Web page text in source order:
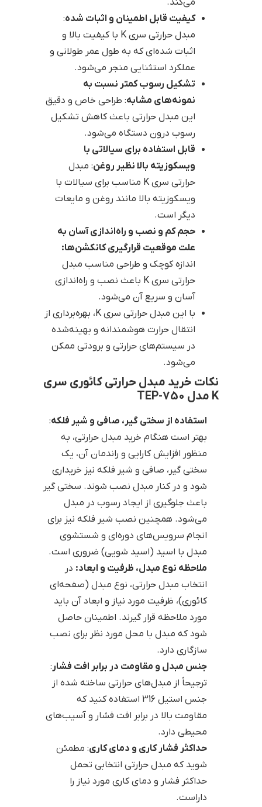
کیفیت قابل اطمینان و اثبات شده:
مبدل حرارتی سری K با کیفیت بالا و
اثبات شده‌ای که به طول عمر طولانی و
عملکرد استثنایی منجر می‌شود.
تشکیل رسوب کمتر نسبت به
نمونه‌های مشابه: طراحی خاص و دقیق
این مبدل حرارتی باعث کاهش تشکیل
رسوب درون دستگاه می‌شود.
قابل استفاده برای سیالاتی با
ویسکوزیته بالا نظیر روغن: مبدل
حرارتی سری K مناسب برای سیالات با
ویسکوزیته بالا مانند روغن و مایعات
دیگر است.
حجم کم و نصب و راه‌اندازی آسان به
علت موقعیت قرارگیری کانکشن‌ها:
اندازه کوچک و طراحی مناسب مبدل
حرارتی سری K باعث نصب و راه‌اندازی
آسان و سریع آن می‌شود.
با این مبدل حرارتی سری K، بهره‌برداری از
انتقال حرارت هوشمندانه و بهینه‌شده
در سیستم‌های حرارتی و برودتی ممکن
می‌شود.
نکات خرید مبدل حرارتی کائوری سری
K مدل 750-TEP
استفاده از سختی گیر، صافی و شیر فلکه:
بهتر است هنگام خرید مبدل حرارتی، به
منظور افزایش کارایی و راندمان آن، یک
سختی گیر، صافی و شیر فلکه نیز خریداری
شود و در کنار مبدل نصب شوند. سختی گیر
باعث جلوگیری از ایجاد رسوب در مبدل
می‌شود. همچنین نصب شیر فلکه نیز برای
انجام سرویس‌های دوره‌ای و شستشوی
مبدل با اسید (اسید شویی) ضروری است.
ملاحظه نوع مبدل، ظرفیت و ابعاد: در
انتخاب مبدل حرارتی، نوع مبدل (صفحه‌ای
کائوری)، ظرفیت مورد نیاز و ابعاد آن باید
مورد ملاحظه قرار گیرند. اطمینان حاصل
شود که مبدل با محل مورد نظر برای نصب
سازگاری دارد.
جنس مبدل و مقاومت در برابر افت فشار :
ترجیحاً از مبدل‌های حرارتی ساخته شده از
جنس استیل 316 استفاده کنید که
مقاومت بالا در برابر افت فشار و آسیب‌های
محیطی دارد.
حداکثر فشار کاری و دمای کاری: مطمئن
شوید که مبدل حرارتی انتخابی تحمل
حداکثر فشار و دمای کاری مورد نیاز را
داراست.